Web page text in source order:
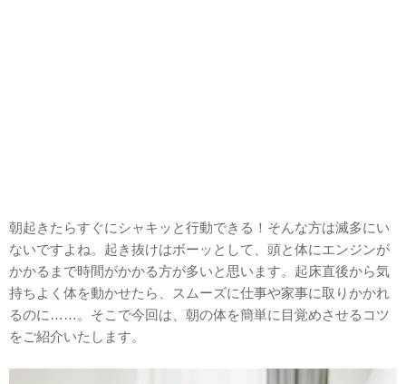
朝起きたらすぐにシャキッと行動できる！そんな方は滅多にい
ないですよね。起き抜けはボーッとして、頭と体にエンジンが
かかるまで時間がかかる方が多いと思います。起床直後から気
持ちよく体を動かせたら、スムーズに仕事や家事に取りかかれ
るのに……。そこで今回は、朝の体を簡単に目覚めさせるコツ
をご紹介いたします。